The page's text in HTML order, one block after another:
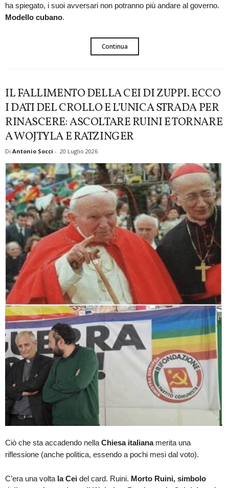
ha spiegato, i suoi avversari non potranno più andare al governo.
Modello cubano.
Continua
IL FALLIMENTO DELLA CEI DI ZUPPI. ECCO
I DATI DEL CROLLO E L’UNICA STRADA PER
RINASCERE: ASCOLTARE RUINI E TORNARE
A WOJTYLA E RATZINGER
Di Antonio Socci - 20 Luglio 2026
Ciò che sta accadendo nella Chiesa italianamerita una
riflessione (anche politica, essendo a pochi mesi dal voto).
C’era una volta la Cei del card. Ruini. Morto Ruini, simbolo